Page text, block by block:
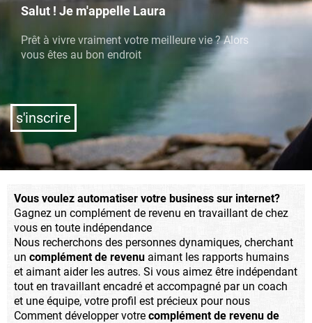
Salut ! Je m'appelle Laura
Prêt à vivre vraiment votre meilleure vie ? Alors
vous êtes au bon endroit
s'inscrire
Vous voulez automatiser votre business sur internet?
Gagnez un complément de revenu en travaillant de chez
vous en toute indépendance
Nous recherchons des personnes dynamiques, cherchant
un complément de revenu aimant les rapports humains
et aimant aider les autres. Si vous aimez être indépendant
tout en travaillant encadré et accompagné par un coach
et une équipe, votre profil est précieux pour nous
Comment développer votre complément de revenu de